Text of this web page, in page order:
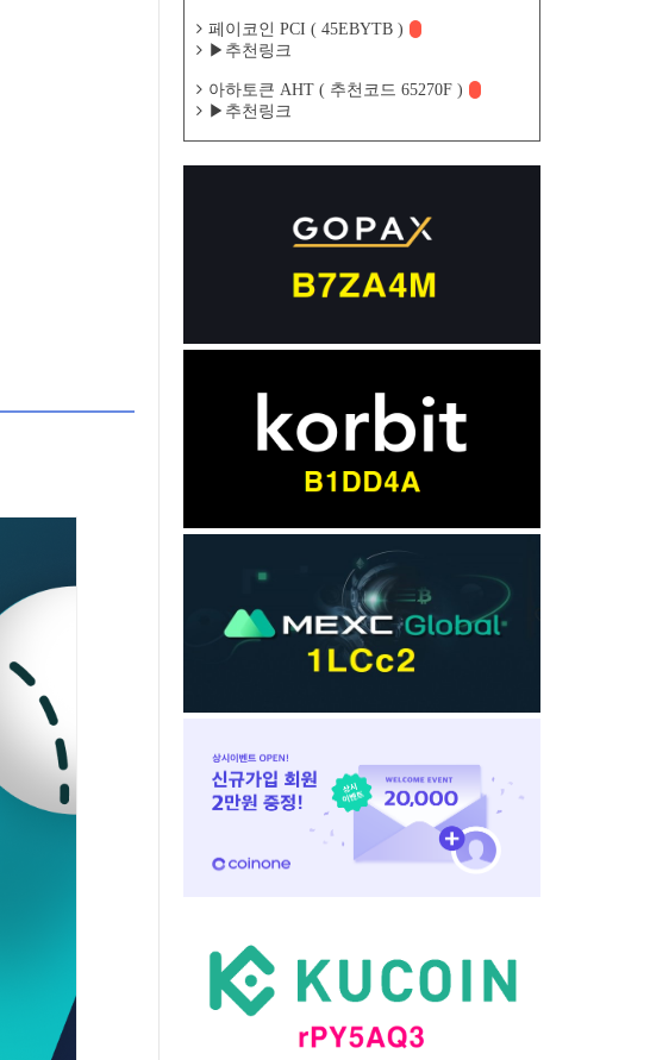
페이코인 PCI ( 45EBYTB )
▶추천링크
아하토큰 AHT ( 추천코드 65270F )
▶추천링크